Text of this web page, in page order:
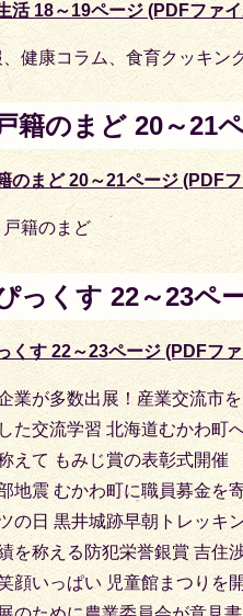
活 18～19ページ (PDFファ
健康コラム、食育クッキン
籍のまど 20～21
のまど 20～21ページ (PDF
籍のまど
っくす 22～23ペ
くす 22～23ページ (PDFフ
業が多数出展！産業交流市
た交流学習 北海道むかわ町
えて もみじ賞の表彰式開催
地震 むかわ町に職員募金を
の日 黒井城跡早朝トレッキ
を称える防犯栄誉銀賞 吉住
顔いっぱい 児童館まつりを